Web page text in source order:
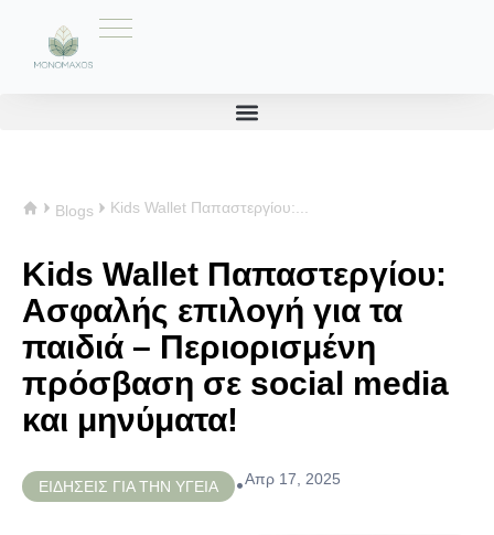
Blogs Kids Wallet Παπαστεργίου:...
Kids Wallet Παπαστεργίου:
Ασφαλής επιλογή για τα
παιδιά – Περιορισμένη
πρόσβαση σε social media
και μηνύματα!
ΕΙΔΗΣΕΙΣ ΓΙΑ ΤΗΝ ΥΓΕΙΑ •Απρ 17, 2025